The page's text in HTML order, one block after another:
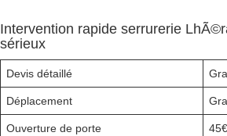
Intervention rapide serrurerie
sérieux
Devis détaillé
Déplacement
Ouverture de porte